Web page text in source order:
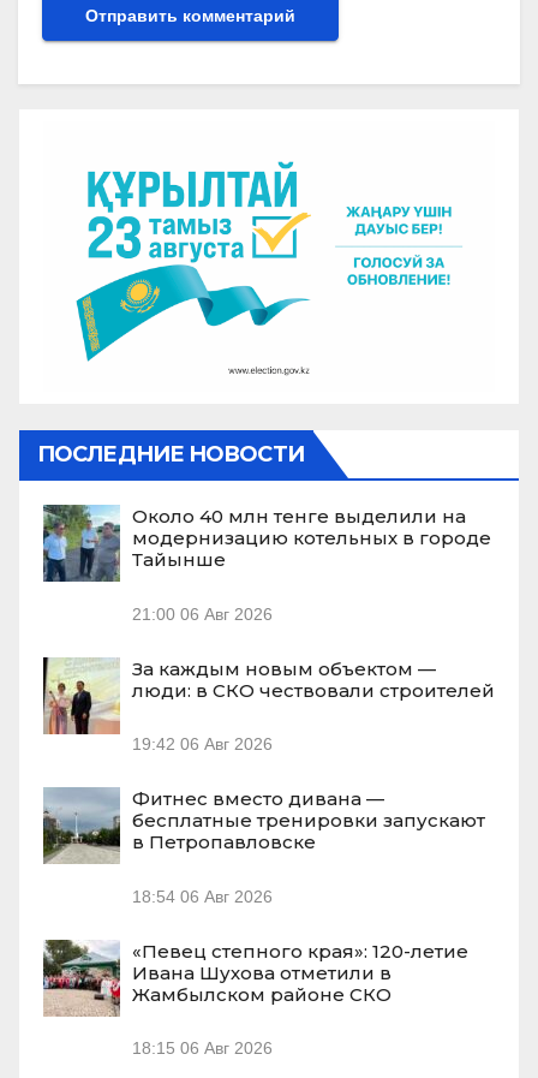
ПОСЛЕДНИЕ НОВОСТИ
Около 40 млн тенге выделили на
модернизацию котельных в городе
Тайынше
21:00 06 Авг 2026
За каждым новым объектом —
люди: в СКО чествовали строителей
19:42 06 Авг 2026
Фитнес вместо дивана —
бесплатные тренировки запускают
в Петропавловске
18:54 06 Авг 2026
«Певец степного края»: 120-летие
Ивана Шухова отметили в
Жамбылском районе СКО
18:15 06 Авг 2026